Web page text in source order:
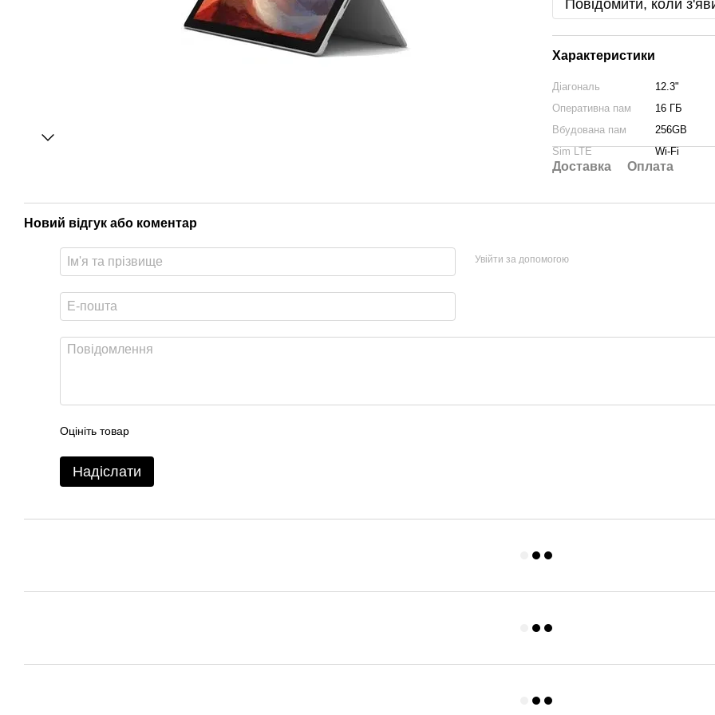
Повідомити, коли
Характеристики
Діагональ
12.3"
Оперативна пам
16 ГБ
Вбудована пам
256GB
Sim LTE
Wi-Fi
Доставка Оплата
Новий відгук або коментар
Увійти за допомогою
Оцініть товар
Надіслати